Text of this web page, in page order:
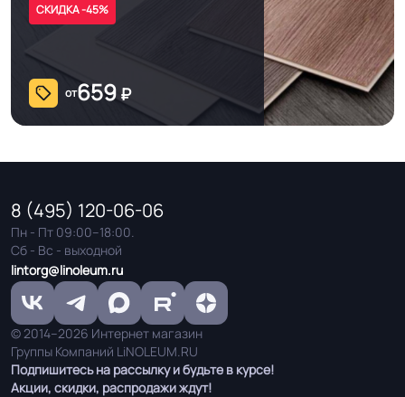
СКИДКА -45%
от659₽
Подпишитесь на рассылку и будьте в курсе!
Акции, скидки, распродажи ждут!
8 (495) 120-06-06
Пн - Пт 09:00–18:00.
Сб - Вс - выходной
lintorg@linoleum.ru
© 2014–2026 Интернет магазин
Группы Компаний LiNOLEUM.RU